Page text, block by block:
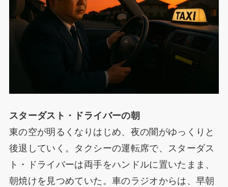
スターダスト・ドライバーの朝
東の空が明るくなりはじめ、夜の闇がゆっくりと
後退していく。タクシーの運転席で、スターダス
ト・ドライバーは両手をハンドルに置いたまま、
朝焼けを見つめていた。車のラジオからは、早朝